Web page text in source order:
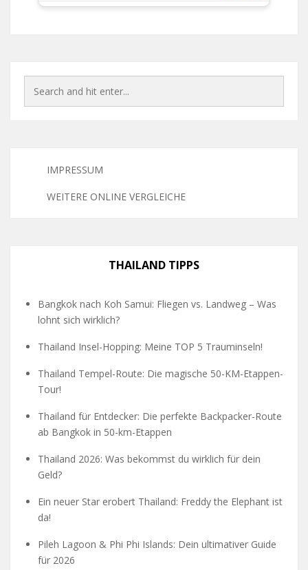
IMPRESSUM
WEITERE ONLINE VERGLEICHE
THAILAND TIPPS
Bangkok nach Koh Samui: Fliegen vs. Landweg – Was
lohnt sich wirklich?
Thailand Insel-Hopping: Meine TOP 5 Trauminseln!
Thailand Tempel-Route: Die magische 50-KM-Etappen-
Tour!
Thailand für Entdecker: Die perfekte Backpacker-Route
ab Bangkok in 50-km-Etappen
Thailand 2026: Was bekommst du wirklich für dein
Geld?
Ein neuer Star erobert Thailand: Freddy the Elephant ist
da!
Pileh Lagoon & Phi Phi Islands: Dein ultimativer Guide
für 2026